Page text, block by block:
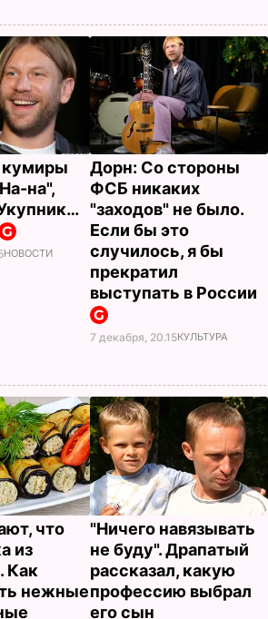
на",
НОВОСТИ
Дорн: Со стороны
ФСБ никаких
"заходов" не было.
Если бы это
случилось, я бы
прекратил
выступать в России
7 декабря, 20.15КУЛЬТУРА
что
из
Как
нежные
"Ничего навязывать
не буду". Драпатый
рассказал, какую
профессию выбрал
его сын